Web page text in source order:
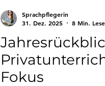
Fokus
Sprachpflegerin
31. Dez. 2025
8 Min.